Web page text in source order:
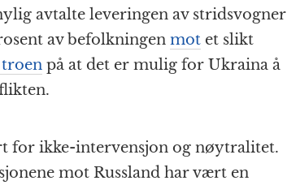
avtalte leveringen av stridsvogner
av befolkningen mot et slikt
på at det er mulig for Ukraina å
for ikke-intervensjon og nøytralitet.
mot Russland har vært en